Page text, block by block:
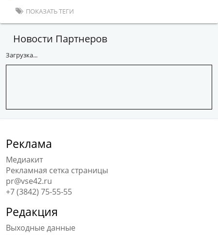
ПОКАЗАТЬ ТЕГИ
Новости Партнеров
Загрузка...
Реклама
Медиакит
Рекламная сетка страницы
pr@vse42.ru
+7 (3842) 75-55-55
Редакция
Выходные данные